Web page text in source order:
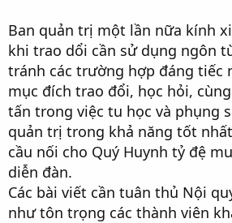
Ban quản trị một lần nữa kính
khi trao dổi cần sử dụng ngôn
tránh các trường hợp đáng tiếc
mục đích trao đổi, học hỏi,
tấn trong việc tu học và phụng
quản trị trong khả năng tốt
cầu nối cho Quý Huynh tỷ đệ
diễn đàn.
Các bài viết cần tuân thủ Nội
nhưtôn trọng các thành viên